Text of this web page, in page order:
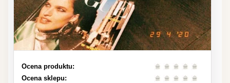
Ocena produktu:
Ocena sklepu: